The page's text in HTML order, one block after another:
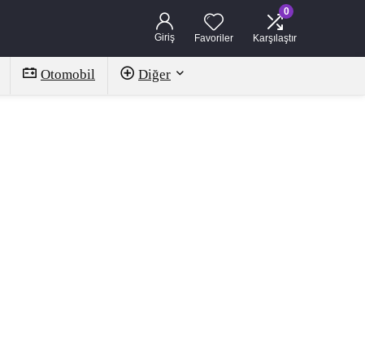
Giriş Favoriler
0
Karşılaştır
Otomobil Diğer